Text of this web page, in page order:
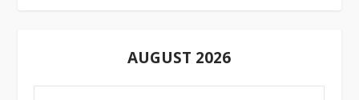
AUGUST 2026